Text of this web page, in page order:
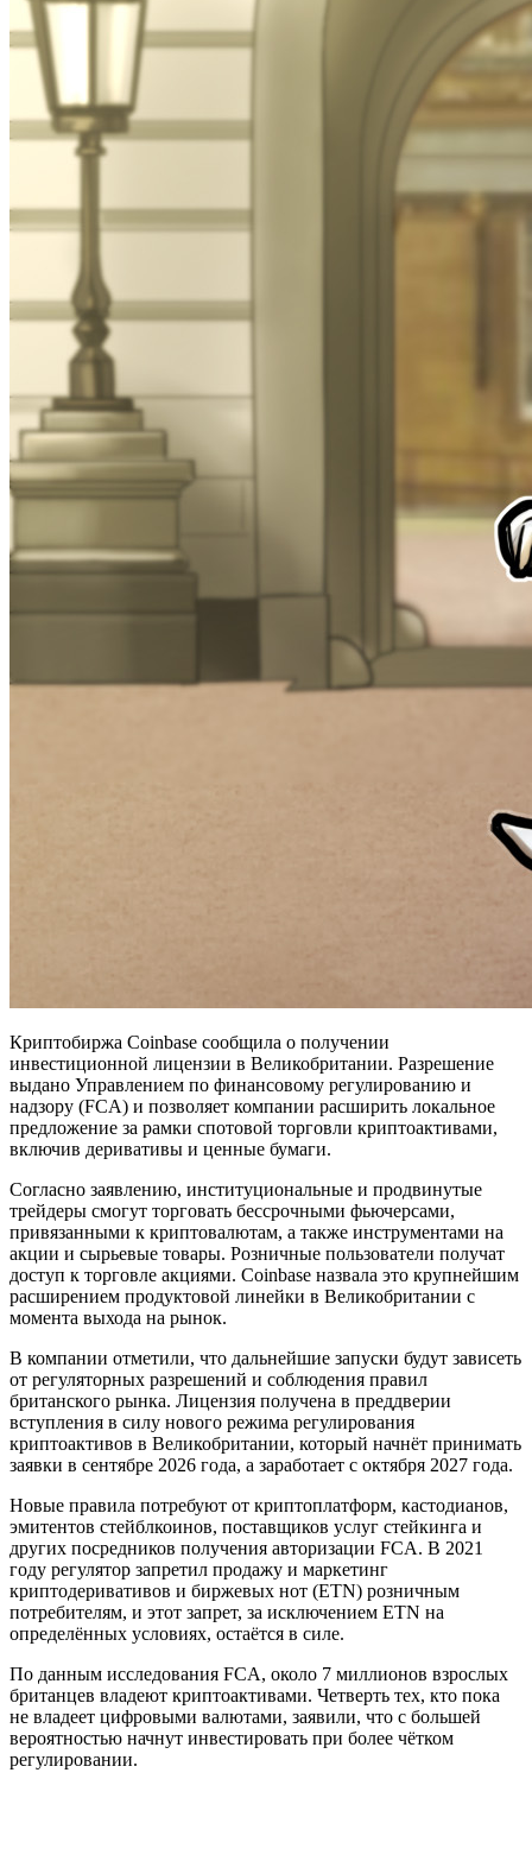
Криптобиржа Coinbase сообщила о получении
инвестиционной лицензии в Великобритании. Разрешение
выдано Управлением по финансовому регулированию и
надзору (FCA) и позволяет компании расширить локальное
предложение за рамки спотовой торговли криптоактивами,
включив деривативы и ценные бумаги.
Согласно заявлению, институциональные и продвинутые
трейдеры смогут торговать бессрочными фьючерсами,
привязанными к криптовалютам, а также инструментами на
акции и сырьевые товары. Розничные пользователи получат
доступ к торговле акциями. Coinbase назвала это крупнейшим
расширением продуктовой линейки в Великобритании с
момента выхода на рынок.
В компании отметили, что дальнейшие запуски будут зависеть
от регуляторных разрешений и соблюдения правил
британского рынка. Лицензия получена в преддверии
вступления в силу нового режима регулирования
криптоактивов в Великобритании, который начнёт принимать
заявки в сентябре 2026 года, а заработает с октября 2027 года.
Новые правила потребуют от криптоплатформ, кастодианов,
эмитентов стейблкоинов, поставщиков услуг стейкинга и
других посредников получения авторизации FCA. В 2021
году регулятор запретил продажу и маркетинг
криптодеривативов и биржевых нот (ETN) розничным
потребителям, и этот запрет, за исключением ETN на
определённых условиях, остаётся в силе.
По данным исследования FCA, около 7 миллионов взрослых
британцев владеют криптоактивами. Четверть тех, кто пока
не владеет цифровыми валютами, заявили, что с большей
вероятностью начнут инвестировать при более чётком
регулировании.